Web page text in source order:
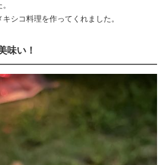
シコ料理を作ってくれました。
味い！